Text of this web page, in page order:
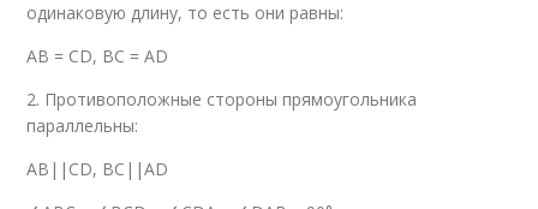
одинаковую длину, то есть они равны:
AB = CD, BC = AD
2. Противоположные стороны прямоугольника
параллельны:
AB||CD, BC||AD